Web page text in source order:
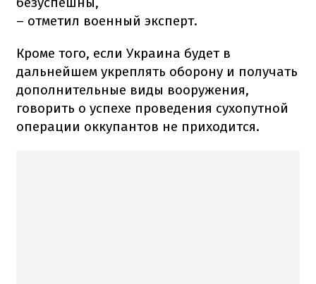
– отметил военный эксперт.
Кроме того, если Украина будет в
дальнейшем укреплять оборону и получать
дополнительные виды вооружения,
говорить о успехе проведения сухопутной
операции оккупантов не приходится.